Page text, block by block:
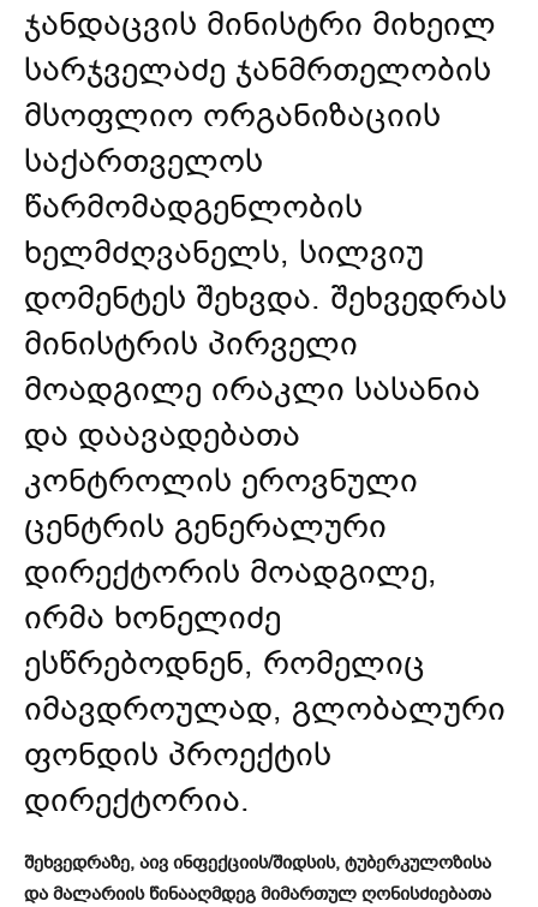
ჯანდაცვის მინისტრი მიხეილ
სარჯველაძე ჯანმრთელობის
მსოფლიო ორგანიზაციის
საქართველოს
წარმომადგენლობის
ხელმძღვანელს, სილვიუ
დომენტეს შეხვდა. შეხვედრას
მინისტრის პირველი
მოადგილე ირაკლი სასანია
და დაავადებათა
კონტროლის ეროვნული
ცენტრის გენერალური
დირექტორის მოადგილე,
ირმა ხონელიძე
ესწრებოდნენ, რომელიც
იმავდროულად, გლობალური
ფონდის პროექტის
დირექტორია.
შეხვედრაზე, აივ ინფექციის/შიდსის, ტუბერკულოზისა
და მალარიის წინააღმდეგ მიმართულ ღონისძიებათა